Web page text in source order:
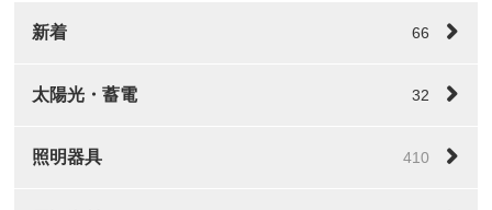
新着 66
太陽光・蓄電 32
照明器具 410